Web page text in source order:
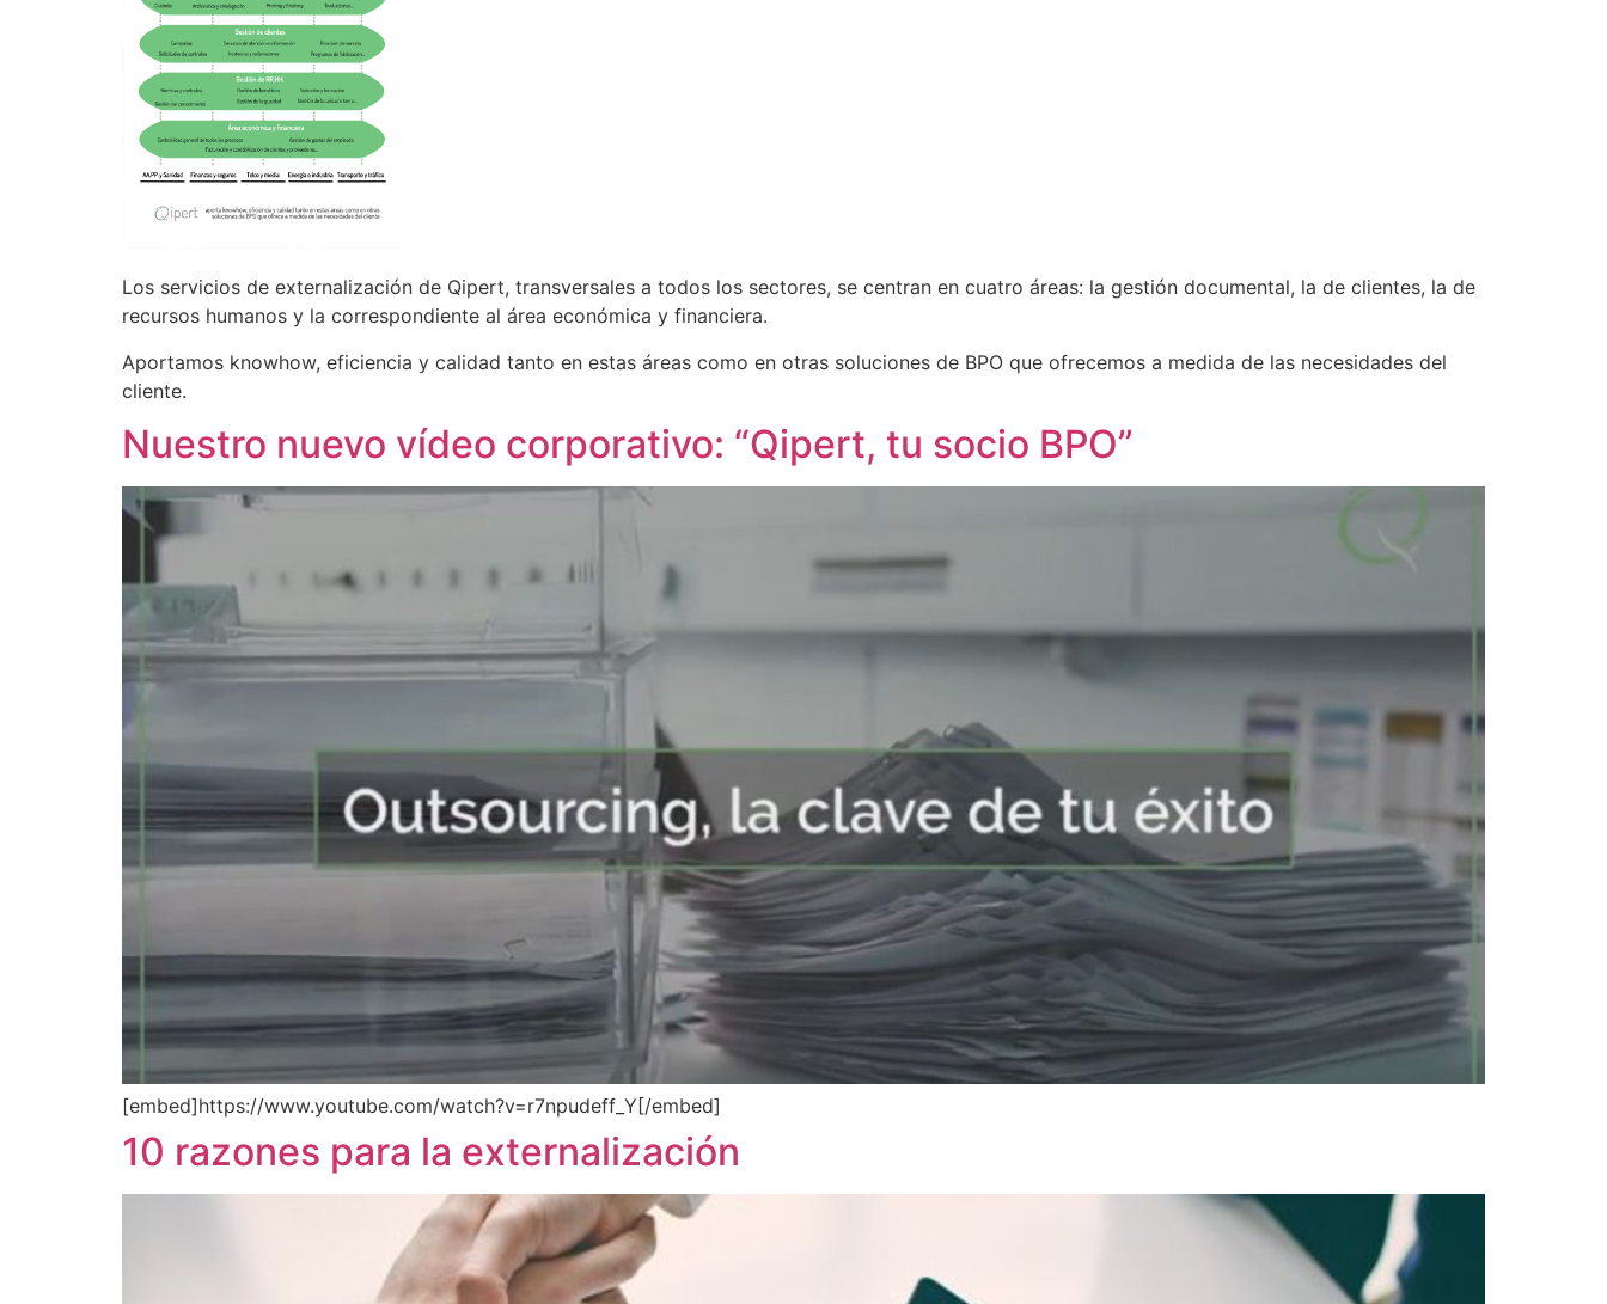
Los servicios de externalización de Qipert, transversales a todos los sectores, se centran en cuatro áreas: la gestión documental, la de clientes, la de
recursos humanos y la correspondiente al área económica y financiera.
Aportamos knowhow, eficiencia y calidad tanto en estas áreas como en otras soluciones de BPO que ofrecemos a medida de las necesidades del
cliente.
Nuestro nuevo vídeo corporativo: “Qipert, tu socio BPO”
[embed]https://www.youtube.com/watch?v=r7npudeff_Y[/embed]
10 razones para la externalización